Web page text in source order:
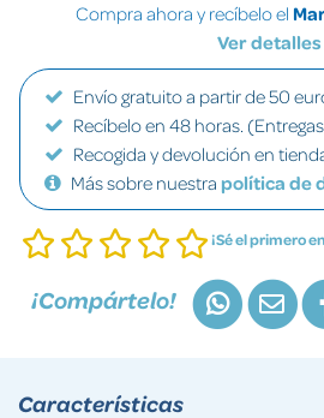
Compra ahora y recíbelo el
Ver detalles
Envío gratuito a partir de 50
Recíbelo en 48 horas.
Recogida y devolución en
Más sobre nuestra política de
¡Sé el primero
¡Compártelo!
Características